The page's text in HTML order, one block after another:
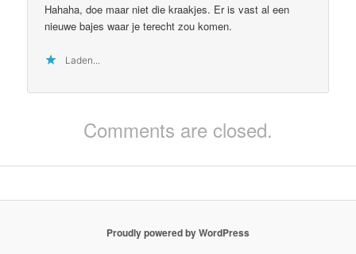
Hahaha, doe maar niet die kraakjes. Er is vast al een
nieuwe bajes waar je terecht zou komen.
Laden...
Comments are closed.
Proudly powered by WordPress